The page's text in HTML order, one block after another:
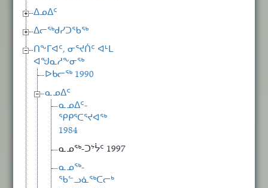
ᐃᓄᐃᑦ
ᐃᓕᖅᑯᓯᑐᖃᖅ
ᑎᖕᒥᐊᑦ, ᓂᕐᔪᑏᑦ ᐊᒻᒪ
ᐊᖑᓇᓱᖕᓂᖅ
ᐅᑲᓕᖅ 1990
ᓇᓄᐃᑦ
ᓇᓄᐃᑦ-
ᕿᑭᕐᑕᕐᔪᐊᖅ
1984
ᓇᓄᖅ-ᑐᔾᔮᑦ 1997
ᓇᓄᖅ-
ᖃᓪᓗᓈᖅᑕᓕᒃ